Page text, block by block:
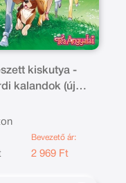
kiskutya -
kalandok (új
Bevezető ár:
2 969 Ft